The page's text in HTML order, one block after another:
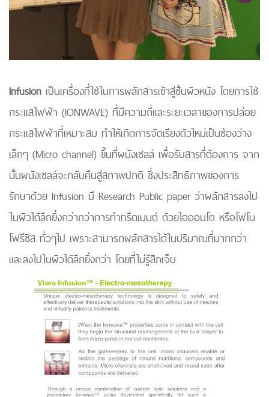
Infusion เป็นเครื่องที่ใช้ในการผลักสารเข้าสู่ชั้นผิวหนัง โดยการใช้
กระแสไฟฟ้า (IONWAVE) ที่มีความถี่และระยะเวลาของการปล่อย
กระแสไฟฟ้าที่เหมาะสม ทำให้เกิดการจัดเรียงตัวใหม่เป็นช่องว่าง
เล็กๆ (Micro channel) ขึ้นที่ผนังเซลล์ เพื่อรับสารที่ต้องการ จาก
นั้นผนังเซลล์จะกลับคืนสู่สภาพปกติ ซึ่งประสิทธิภาพของการ
รักษาด้วย Infusion มี Research Public paper ว่าผลักสารลงไป
ในผิวได้ลึกยิ่งกว่ากว่าการทำทรีตเมนต์ ด้วยไอออนโต หรือโฟโน
โฟรีซิส ทั่วๆไป เพราะสามารถผลักสารได้ในปริมาณที่มากกว่า
และลงไปในผิวได้ลึกยิ่งกว่า โดยที่ไม่รู้สึกเจ็บ